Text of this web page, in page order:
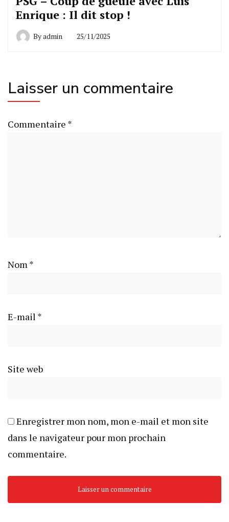
Enrique : Il dit stop !
Byadmin 25/11/2025
Laisser un commentaire
Commentaire *
Nom *
E-mail *
Site web
Enregistrer mon nom, mon e-mail et mon site
dans le navigateur pour mon prochain
commentaire.